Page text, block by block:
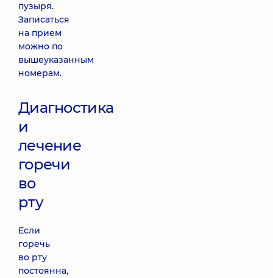
пузыря.
Записаться
на прием
можно по
вышеуказанным
номерам.
Диагностика
и
лечение
горечи
во
рту
Если
горечь
во рту
постоянна,